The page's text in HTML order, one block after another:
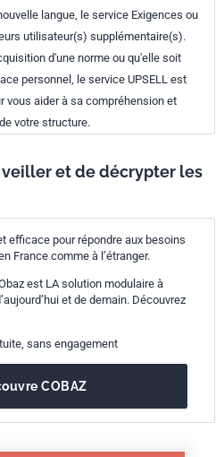
langue, le service Exigences ou
utilisateur(s) supplémentaire(s).
d'une norme ou qu'elle soit
personnel, le service UPSELL est
vous aider à sa compréhension et
votre structure.
veiller et de décrypter les
efficace pour répondre aux besoins
France comme à l’étranger.
est LA solution modulaire à
et de demain. Découvrez
sans engagement
COBAZ